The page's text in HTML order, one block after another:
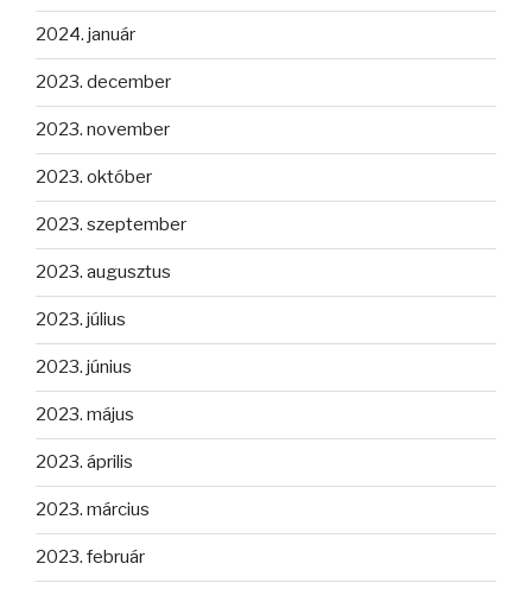
2024. január
2023. december
2023. november
2023. október
2023. szeptember
2023. augusztus
2023. július
2023. június
2023. május
2023. április
2023. március
2023. február